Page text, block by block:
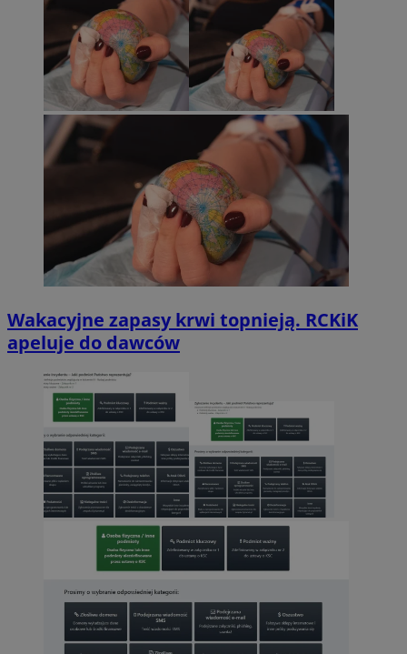
Wakacyjne zapasy krwi topnieją. RCKiK
apeluje do dawców